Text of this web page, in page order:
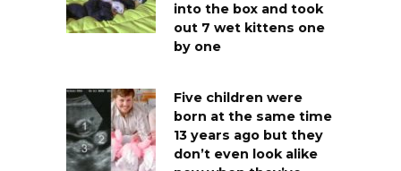
into the box and took
out 7 wet kittens one
by one
Five children were
born at the same time
13 years ago but they
don’t even look alike